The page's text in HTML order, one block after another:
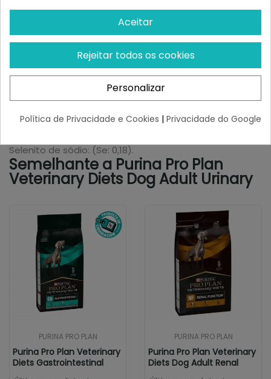
monohidratado: (Fe: 170)
Iodato de cálcio anidro: (I:2.7)
Sulfato de cobre (II)
pentahidratado: (Cu:18)
Sulfato de manganês
Sulfato de zinco
Selenito de sódio: (Se: 0,18).
Semelhante a Purina Pro Plan
Veterinary Diets Dog Adult Urinary
PURINA PRO PLAN
Purina Pro Plan Veterinary
Diets Gastrointestinal
PURINA PRO PLAN
Purina Pro Plan Veterinary
Diets Dog Adult Renal
Aceitar
Rejeitar todos os cookies
Personalizar
Política de Privacidade e Cookies | Privacidade do Google